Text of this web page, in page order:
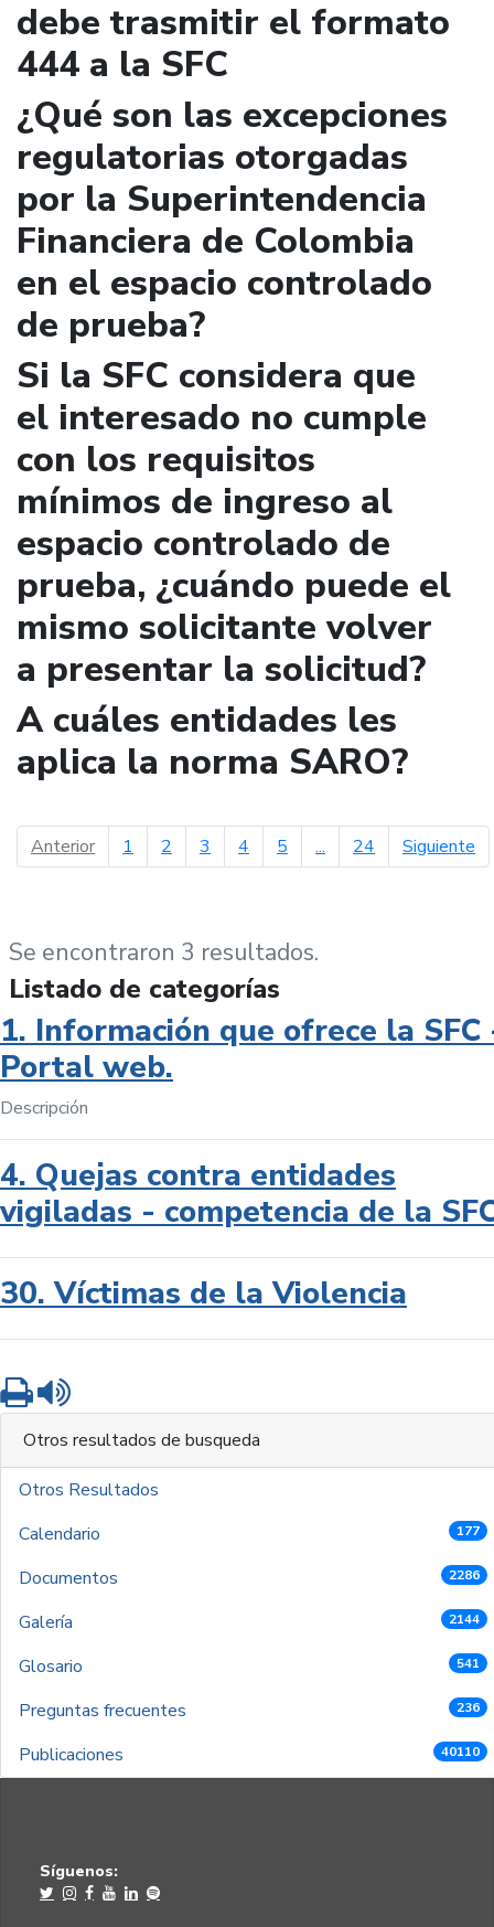
debe trasmitir el formato
444 a la SFC
¿Qué son las excepciones
regulatorias otorgadas
por la Superintendencia
Financiera de Colombia
en el espacio controlado
de prueba?
Si la SFC considera que
el interesado no cumple
con los requisitos
mínimos de ingreso al
espacio controlado de
prueba, ¿cuándo puede el
mismo solicitante volver
a presentar la solicitud?
A cuáles entidades les
aplica la norma SARO?
Anteriorpágina anterior
1 2 3 4 5 ... 24 Siguiente
Se encontraron 3 resultados.
Listado de categorías
1. Información que ofrece la SFC
Portal web.
Descripción
4. Quejas contra entidades
vigiladas - competencia de la
30. Víctimas de la Violencia
Imprimir
Otros resultados de busqueda
Otros Resultados
Calendario
177
Documentos 2286
Galería 2144
Glosario 541
Preguntas frecuentes 236
Publicaciones 40110
Síguenos: